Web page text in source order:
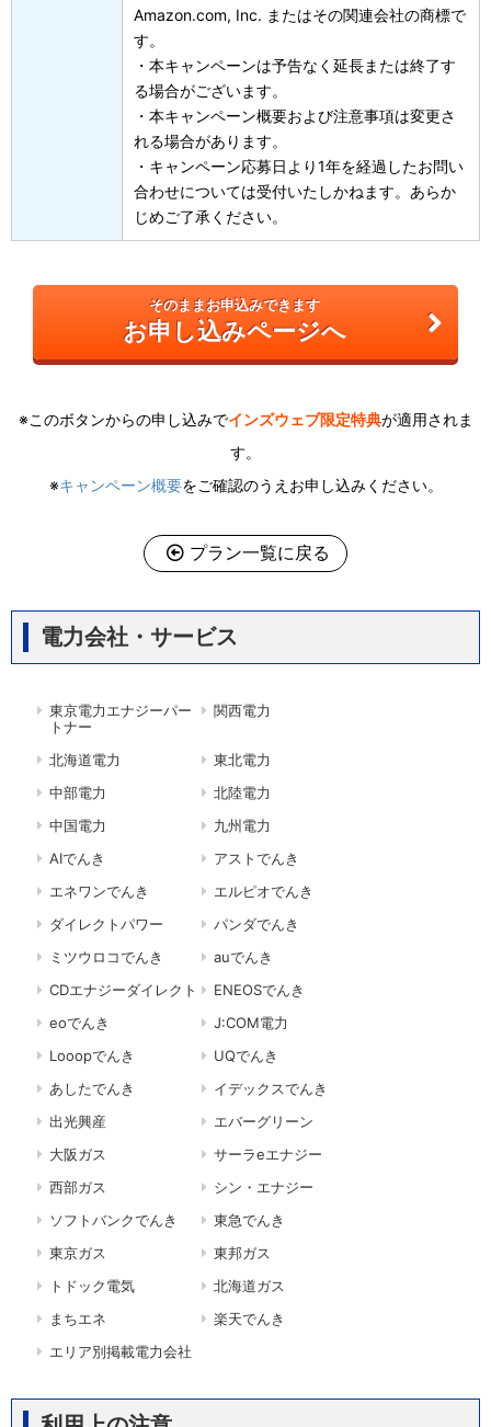
Amazon.com, Inc. またはその関連会社の商標で
す。
・本キャンペーンは予告なく延長または終了す
る場合がございます。
・本キャンペーン概要および注意事項は変更さ
れる場合があります。
・キャンペーン応募日より1年を経過したお問い
合わせについては受付いたしかねます。あらか
じめご了承ください。
そのままお申込みできます
お申し込みページへ
※このボタンからの申し込みでインズウェブ限定特典が適用されま
す。
※キャンペーン概要をご確認のうえお申し込みください。
プラン一覧に戻る
電力会社・サービス
東京電力エナジーパー
トナー
関西電力
北海道電力
東北電力
中部電力
北陸電力
中国電力
九州電力
AIでんき
アストでんき
エネワンでんき
エルピオでんき
ダイレクトパワー
パンダでんき
ミツウロコでんき
auでんき
CDエナジーダイレクト
ENEOSでんき
eoでんき
J:COM電力
Looopでんき
UQでんき
あしたでんき
イデックスでんき
出光興産
エバーグリーン
大阪ガス
サーラeエナジー
西部ガス
シン・エナジー
ソフトバンクでんき
東急でんき
東京ガス
東邦ガス
トドック電気
北海道ガス
まちエネ
楽天でんき
エリア別掲載電力会社